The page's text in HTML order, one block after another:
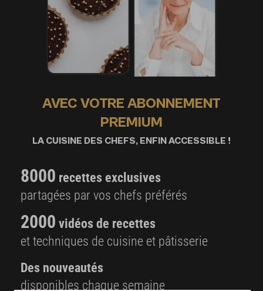
AVEC VOTRE ABONNEMENT
PREMIUM
LA CUISINE DES CHEFS, ENFIN ACCESSIBLE !
8000 recettes exclusives
partagées par vos chefs préférés
2000 vidéos de recettes
et techniques de cuisine et pâtisserie
Des nouveautés
disponibles chaque semaine